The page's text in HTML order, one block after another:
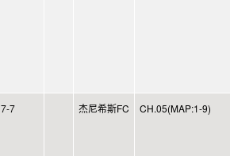
7-7 杰尼希斯FC CH.05(MAP:1-9)